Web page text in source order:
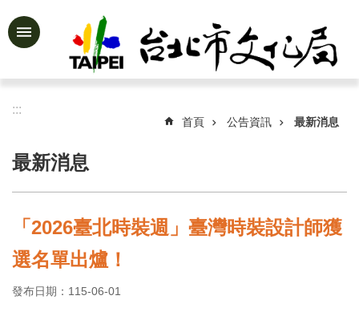
跳到主要內容區塊
進
告
訊
認
文
:::
首頁 公告資訊 最新消息
最新消息
「2026臺北時裝週」臺灣時裝設計師獲
選名單出爐！
發布日期：115-06-01